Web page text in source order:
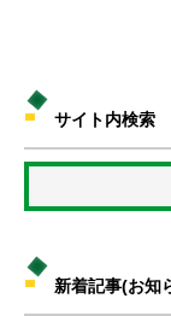
サイト内検索
新着記事(お知